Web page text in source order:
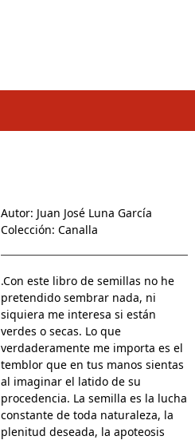
Autor: Juan José Luna García
Colección: Canalla
.Con este libro de semillas no he
pretendido sembrar nada, ni
siquiera me interesa si están
verdes o secas. Lo que
verdaderamente me importa es el
temblor que en tus manos sientas
al imaginar el latido de su
procedencia. La semilla es la lucha
constante de toda naturaleza, la
plenitud deseada, la apoteosis